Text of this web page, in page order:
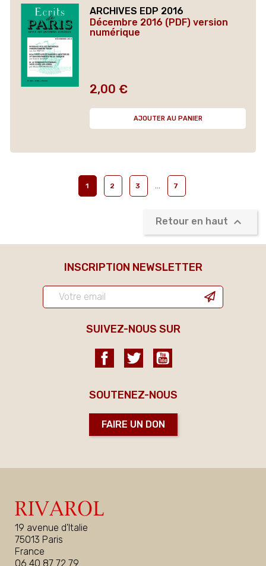
ARCHIVES EDP 2016
Décembre 2016 (PDF) version
numérique
Prix
2,00 €
AJOUTER AU PANIER
1 2 3 7
Retour en haut 
INSCRIPTION NEWSLETTER
SUIVEZ-NOUS SUR
FacebookTwitter
SOUTENEZ-NOUS
FAIRE UN DON
19 avenue d'Italie
75013 Paris
France
06 40 87 72 79